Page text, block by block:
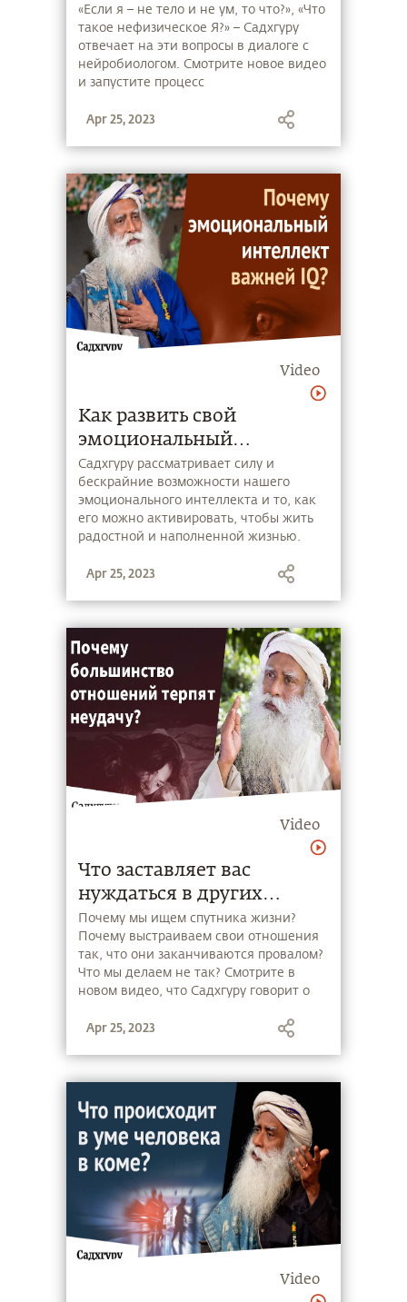
«Если я – не тело и не ум, то что?», «Что
такое нефизическое Я?» – Садхгуру
отвечает на эти вопросы в диалоге с
нейробиологом. Смотрите новое видео
и запустите процесс
Apr 25, 2023
Video
Как развить свой
эмоциональный
интеллект?
Садхгуру рассматривает силу и
бескрайние возможности нашего
эмоционального интеллекта и то, как
его можно активировать, чтобы жить
радостной и наполненной жизнью.
Apr 25, 2023
Video
Что заставляет вас
нуждаться в других
людях?
Почему мы ищем спутника жизни?
Почему выстраиваем свои отношения
так, что они заканчиваются провалом?
Что мы делаем не так? Смотрите в
новом видео, что Садхгуру говорит о
кого-то и жить достойной жизнью и
Apr 25, 2023
Video